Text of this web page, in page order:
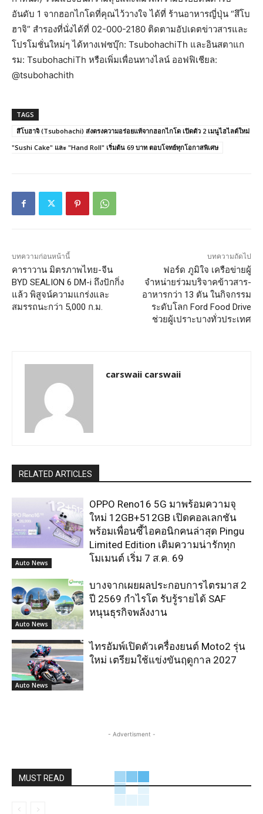
อันดับ 1 จากฮอกไกโดที่คุณไว้วางใจ ได้ที่ ร้านอาหารญี่ปุ่น “สึโบ
ฮาจิ” สำรองที่นั่งได้ที่ 02-000-2180 ติดตามอัปเดตข่าวสารและ
โปรโมชั่นใหม่ๆ ได้ทางเฟซบุ๊ก: TsubohachiTh และอินสตาแก
รม: TsubohachiTh หรือเพิ่มเพื่อนทางไลน์ ออฟฟิเชียล:
@tsubohachith
TAGS
สึโบฮาจิ (Tsubohachi) ส่งตรงความอร่อยแท้จากฮอกไกโด เปิดตัว 2 เมนูไฮไลต์ใหม่
"Sushi Cake" และ "Hand Roll" เริ่มต้น 69 บาท ตอบโจทย์ทุกโอกาสพิเศษ
บทความก่อนหน้านี้
คาราวาน มิตรภาพไทย-จีน
BYD SEALION 6 DM-i ถึงปักกิ่ง
แล้ว พิสูจน์ความแกร่งและ
สมรรถนะกว่า 5,000 ก.ม.
บทความถัดไป
ฟอร์ด ภูมิใจ เครือข่ายผู้
จำหน่ายร่วมบริจาคข้าวสาร-
อาหารกว่า 13 ตัน ในกิจกรรม
ระดับโลก Ford Food Drive
ช่วยผู้เปราะบางทั่วประเทศ
carswaii carswaii
RELATED ARTICLES
Auto News
OPPO Reno16 5G มาพร้อมความจุ
ใหม่ 12GB+512GB เปิดคอลเลกชัน
พร้อมเพื่อนซี้ไอคอนิกคนล่าสุด Pingu
Limited Edition เติมความน่ารักทุก
โมเมนต์ เริ่ม 7 ส.ค. 69
Auto News
บางจากเผยผลประกอบการไตรมาส 2
ปี 2569 กำไรโต รับรู้รายได้ SAF
หนุนธุรกิจพลังงาน
Auto News
ไทรอัมพ์เปิดตัวเครื่องยนต์ Moto2 รุ่น
ใหม่ เตรียมใช้แข่งขันฤดูกาล 2027
- Advertisment -
MUST READ